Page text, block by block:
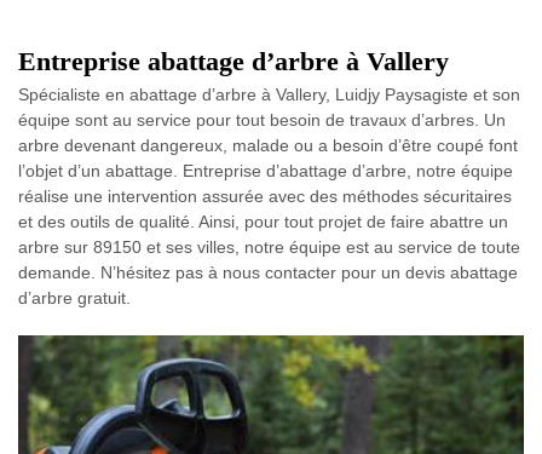
Entreprise abattage d’arbre à Vallery
Spécialiste en abattage d’arbre à Vallery, Luidjy Paysagiste et son
équipe sont au service pour tout besoin de travaux d’arbres. Un
arbre devenant dangereux, malade ou a besoin d’être coupé font
l’objet d’un abattage. Entreprise d’abattage d’arbre, notre équipe
réalise une intervention assurée avec des méthodes sécuritaires
et des outils de qualité. Ainsi, pour tout projet de faire abattre un
arbre sur 89150 et ses villes, notre équipe est au service de toute
demande. N’hésitez pas à nous contacter pour un devis abattage
d’arbre gratuit.